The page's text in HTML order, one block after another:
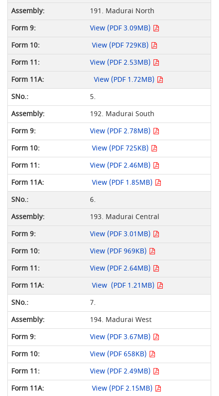
191. Madurai North
View (PDF 3.09MB)
View (PDF 729KB)
View (PDF 2.53MB)
View (PDF 1.72MB)
5.
192. Madurai South
View (PDF 2.78MB)
View (PDF 725KB)
View (PDF 2.46MB)
View (PDF 1.85MB)
6.
193. Madurai Central
View (PDF 3.01MB)
View (PDF 969KB)
View (PDF 2.64MB)
View (PDF 1.21MB)
7.
194. Madurai West
View (PDF 3.67MB)
View (PDF 658KB)
View (PDF 2.49MB)
View (PDF 2.15MB)